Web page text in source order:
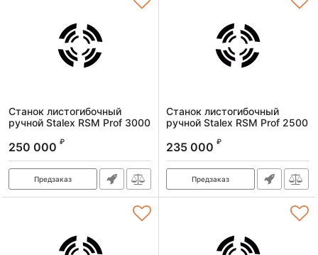
Станок листогибочный
ручной Stalex RSM Prof 3000
Артикул: 102022
250 000 ₽
Предзаказ
Станок листогибочный
ручной Stalex RSM Prof 2500
Артикул: 102023
235 000 ₽
Предзаказ